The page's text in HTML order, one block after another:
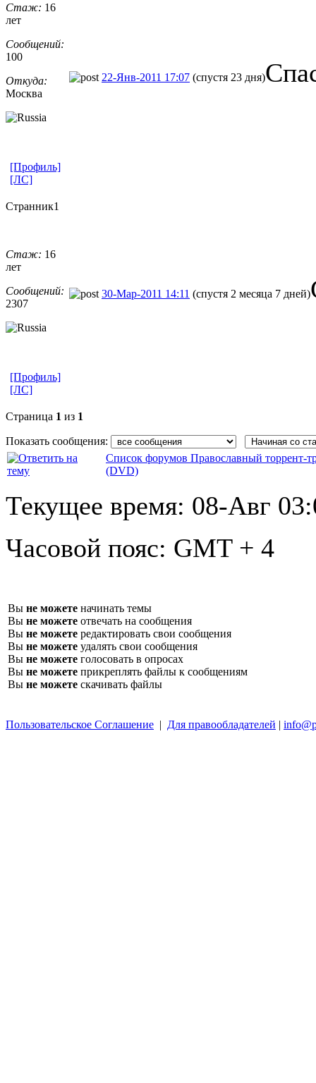
Стаж: 16
лет
Сообщений:
100
Откуда:
Москва
22-Янв-2011 17:07 (спустя 23 дня)
[Профиль]
[ЛС]
Странник1
Стаж: 16
лет
Сообщений:
2307
30-Мар-2011 14:11 (спустя 2 месяца 7 дней)
[Профиль]
[ЛС]
Страница 1 из 1
Показать сообщения:
Список форумов Православный торрент-
(DVD)
Текущее время: 08-Авг
Часовой пояс: GMT + 4
Вы не можете начинать темы
Вы не можете отвечать на сообщения
Вы не можете редактировать свои сообщения
Вы не можете удалять свои сообщения
Вы не можете голосовать в опросах
Вы не можете прикреплять файлы к сообщениям
Вы не можете скачивать файлы
Пользовательское Соглашение | Для правообладателей |